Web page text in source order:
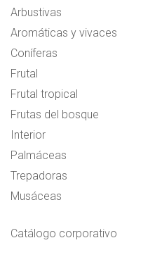
Arbustivas
Aromáticas y vivaces
Coníferas
Frutal
Frutal tropical
Frutas del bosque
Interior
Palmáceas
Trepadoras
Musáceas
Catálogo corporativo